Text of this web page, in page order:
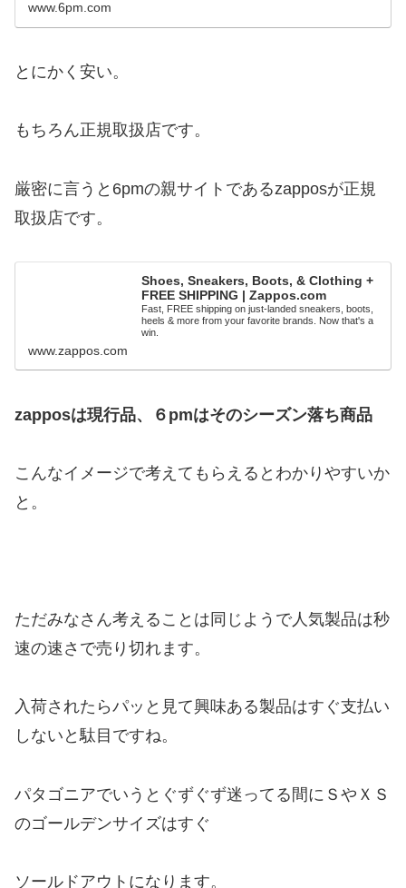
www.6pm.com
とにかく安い。
もちろん正規取扱店です。
厳密に言うと6pmの親サイトであるzapposが正規
取扱店です。
Shoes, Sneakers, Boots, & Clothing +
FREE SHIPPING | Zappos.com
Fast, FREE shipping on just-landed sneakers, boots,
heels & more from your favorite brands. Now that's a
win.
www.zappos.com
zapposは現行品、６pmはそのシーズン落ち商品
こんなイメージで考えてもらえるとわかりやすいか
と。
ただみなさん考えることは同じようで人気製品は秒
速の速さで売り切れます。
入荷されたらパッと見て興味ある製品はすぐ支払い
しないと駄目ですね。
パタゴニアでいうとぐずぐず迷ってる間にＳやＸＳ
のゴールデンサイズはすぐ
ソールドアウトになります。